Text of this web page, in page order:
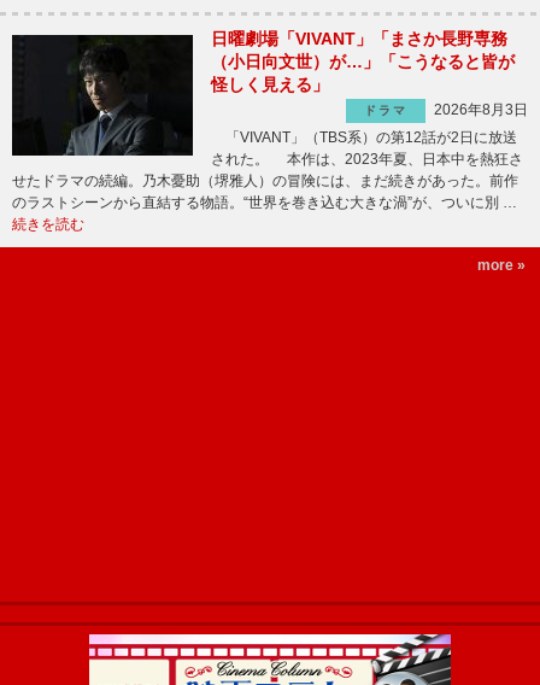
日曜劇場「VIVANT」「まさか長野専務
（小日向文世）が…」「こうなると皆が
怪しく見える」
ドラマ
2026年8月3日
「VIVANT」（TBS系）の第12話が2日に放送
された。 本作は、2023年夏、日本中を熱狂さ
せたドラマの続編。乃木憂助（堺雅人）の冒険には、まだ続きがあった。前作
のラストシーンから直結する物語。“世界を巻き込む大きな渦”が、ついに別 …
続きを読む
more »